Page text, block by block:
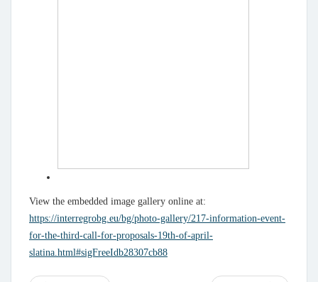
View the embedded image gallery online at:
https://interregrobg.eu/bg/photo-gallery/217-information-event-
for-the-third-call-for-proposals-19th-of-april-
slatina.html#sigFreeIdb28307cb88